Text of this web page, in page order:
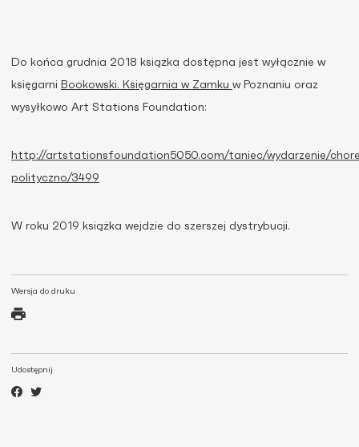
Wersja do druku
Udostępnij
Do końca grudnia 2018 książka dostępna jest wyłącznie w
księgarni Bookowski. Księgarnia w Zamku w Poznaniu oraz
wysyłkowo Art Stations Foundation:
http://artstationsfoundation5050.com/taniec/wydarzenie/
polityczno/3499
W roku 2019 książka wejdzie do szerszej dystrybucji.